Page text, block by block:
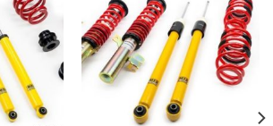
Añadir
a la
lista de
deseos
Añadir
a la
lista de
deseos